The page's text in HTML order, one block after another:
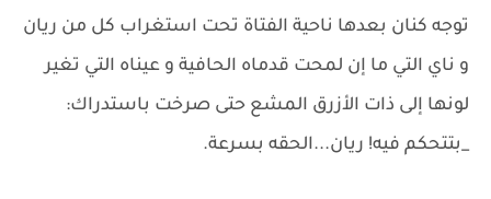
توجه كنان بعدها ناحية الفتاة تحت استغراب كل من ريان
و ناي التي ما إن لمحت قدماه الحافية و عيناه التي تغير
لونها إلى ذات الأزرق المشع حتى صرخت باستدراك:
_بتتحكم فيه! ريان...الحقه بسرعة.